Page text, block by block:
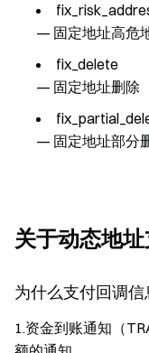
— 固定地址高危
fix_delete
— 固定地址删除
— 固定地址部分
关于动态地
为什么支付回调信
1.资金到账通知（